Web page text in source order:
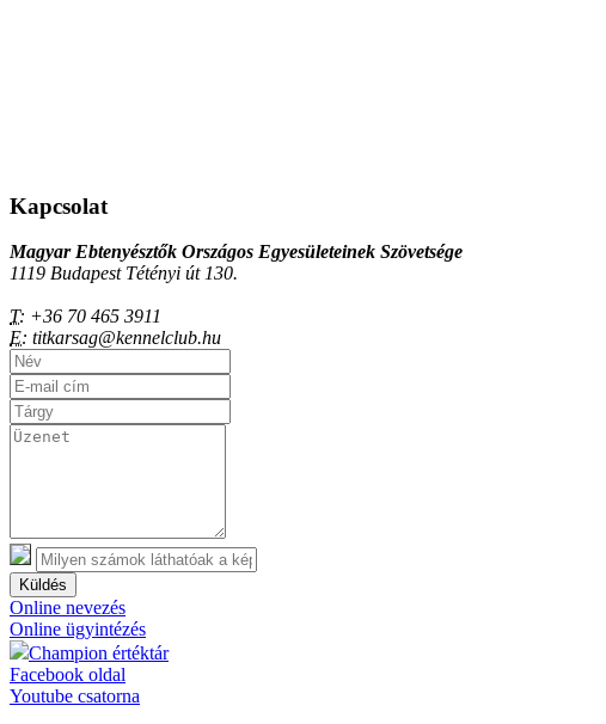
Kapcsolat
Magyar Ebtenyésztők Országos Egyesületeinek Szövetsége
1119 Budapest Tétényi út 130.
T: +36 70 465 3911
E: titkarsag@kennelclub.hu
Küldés
Online nevezés
Online ügyintézés
Champion értéktár
Facebook oldal
Youtube csatorna